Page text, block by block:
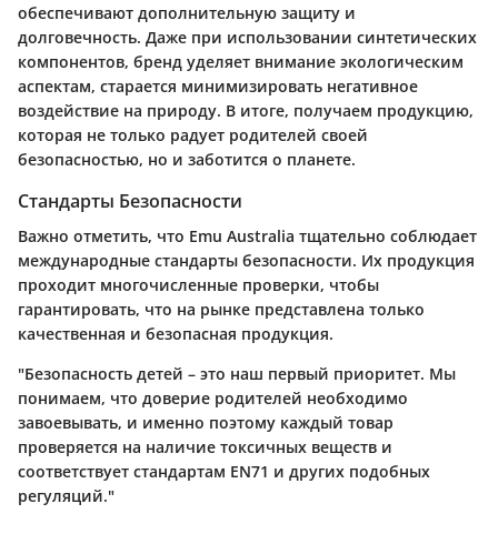
обеспечивают дополнительную защиту и
долговечность. Даже при использовании синтетических
компонентов, бренд уделяет внимание экологическим
аспектам, старается минимизировать негативное
воздействие на природу. В итоге, получаем продукцию,
которая не только радует родителей своей
безопасностью, но и заботится о планете.
Стандарты Безопасности
Важно отметить, что Emu Australia тщательно соблюдает
международные стандарты безопасности. Их продукция
проходит многочисленные проверки, чтобы
гарантировать, что на рынке представлена только
качественная и безопасная продукция.
"Безопасность детей – это наш первый приоритет. Мы
понимаем, что доверие родителей необходимо
завоевывать, и именно поэтому каждый товар
проверяется на наличие токсичных веществ и
соответствует стандартам EN71 и других подобных
регуляций."